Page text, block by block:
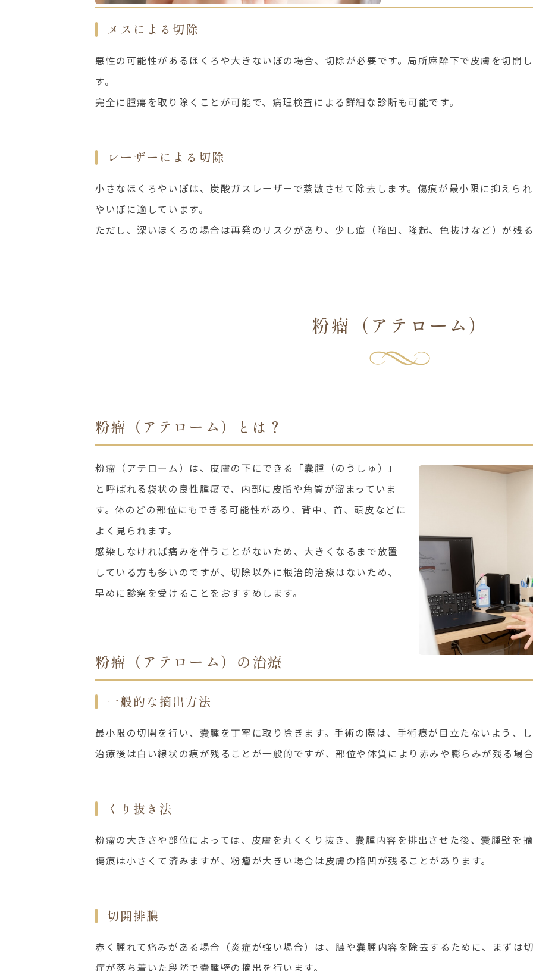
メスによる切除
悪性の可能性があるほくろや大きないぼの場合、切除が必要です。局所麻酔下で皮膚を切開
す。
完全に腫瘍を取り除くことが可能で、病理検査による詳細な診断も可能です。
レーザーによる切除
小さなほくろやいぼは、炭酸ガスレーザーで蒸散させて除去します。傷痕が最小限に抑えら
やいぼに適しています。
ただし、深いほくろの場合は再発のリスクがあり、少し痕（陥凹、隆起、色抜けなど）が残
粉瘤（アテローム）
粉瘤（アテローム）とは？
粉瘤（アテローム）は、皮膚の下にできる「嚢腫（のうしゅ）」
と呼ばれる袋状の良性腫瘍で、内部に皮脂や角質が溜まっていま
す。体のどの部位にもできる可能性があり、背中、首、頭皮などに
よく見られます。
感染しなければ痛みを伴うことがないため、大きくなるまで放置
している方も多いのですが、切除以外に根治的治療はないため、
早めに診察を受けることをおすすめします。
粉瘤（アテローム）の治療
一般的な摘出方法
最小限の切開を行い、嚢腫を丁寧に取り除きます。手術の際は、手術痕が目立たないよう、
治療後は白い線状の痕が残ることが一般的ですが、部位や体質により赤みや膨らみが残る場
くり抜き法
粉瘤の大きさや部位によっては、皮膚を丸くくり抜き、嚢腫内容を排出させた後、嚢腫壁を
傷痕は小さくて済みますが、粉瘤が大きい場合は皮膚の陥凹が残ることがあります。
切開排膿
赤く腫れて痛みがある場合（炎症が強い場合）は、膿や嚢腫内容を除去するために、まずは
症が落ち着いた段階で嚢腫壁の摘出を行います。